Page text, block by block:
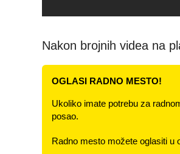
Nakon brojnih videa na
OGLASI RADNO MESTO!
Ukoliko imate potrebu za
posao.
Radno mesto možete oglasiti u